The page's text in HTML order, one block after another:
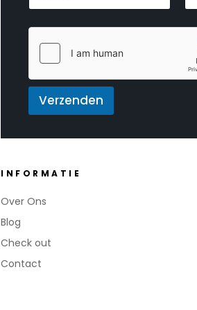
m
a
m
a
i
Verzenden
INFORMATIE
Over Ons
Blog
Check out
Contact